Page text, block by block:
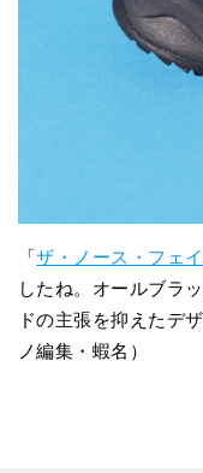
「ザ・ノース・フェ
したね。オールブラ
ドの主張を抑えたデ
ノ編集・蝦名）